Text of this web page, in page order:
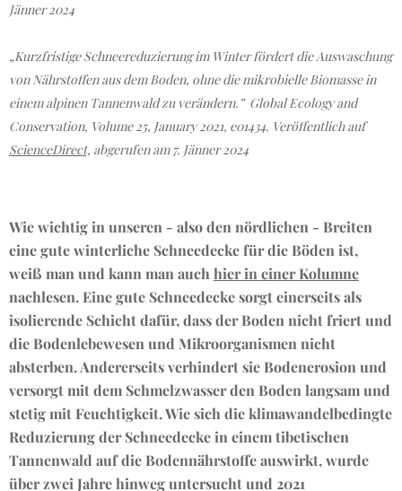
Jänner 2024
„Kurzfristige Schneereduzierung im Winter fördert die Auswaschung
von Nährstoffen aus dem Boden, ohne die mikrobielle Biomasse in
einem alpinen Tannenwald zu verändern.” Global Ecology and
Conservation, Volume 25, January 2021, e01434. Veröffentlich auf
ScienceDirect, abgerufen am 7. Jänner 2024
Wie wichtig in unseren - also den nördlichen - Breiten
eine gute winterliche Schneedecke für die Böden ist,
weiß man und kann man auch hier in einer Kolumne
nachlesen. Eine gute Schneedecke sorgt einerseits als
isolierende Schicht dafür, dass der Boden nicht friert und
die Bodenlebewesen und Mikroorganismen nicht
absterben. Andererseits verhindert sie Bodenerosion und
versorgt mit dem Schmelzwasser den Boden langsam und
stetig mit Feuchtigkeit. Wie sich die klimawandelbedingte
Reduzierung der Schneedecke in einem tibetischen
Tannenwald auf die Bodennährstoffe auswirkt, wurde
über zwei Jahre hinweg untersucht und 2021